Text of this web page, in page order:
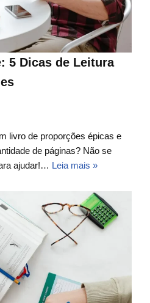
5 Dicas de Leitura
livro de proporções épicas e
de páginas? Não se
ajudar!… Leia mais »